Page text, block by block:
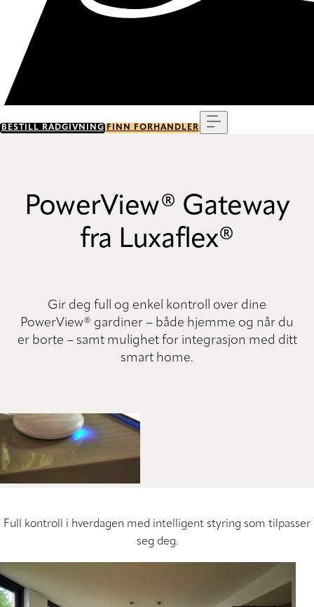
BESTILL RÅDGIVNING FINN FORHANDLER
PowerView® Gateway
fra Luxaflex®
Gir deg full og enkel kontroll over dine
PowerView® gardiner – både hjemme og når du
er borte – samt mulighet for integrasjon med ditt
smart home.
Full kontroll i hverdagen med intelligent styring som tilpasser
seg deg.